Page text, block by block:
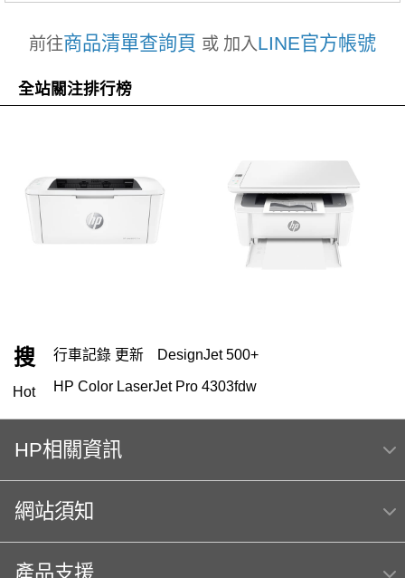
前往商品清單查詢頁 或 加入LINE官方帳號
全站關注排行榜
搜
Hot
行車記錄 更新 DesignJet 500+
HP Color LaserJet Pro 4303fdw
OfficeJet Pro 9010 多功能事務機 ｜ 1KR53D
HP 151 119
HP Color Laser jet M856dn A3彩色雷射印表機
m254dw Hp564 MFP E47528f
hp Color LaserJet Pro MFP M283fdw 無線雙面觸控彩
HP相關資訊
網站須知
產品支援